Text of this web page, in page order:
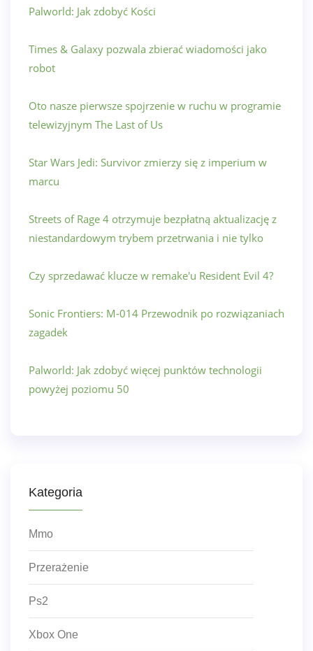
Palworld: Jak zdobyć Kości
Times & Galaxy pozwala zbierać wiadomości jako
robot
Oto nasze pierwsze spojrzenie w ruchu w programie
telewizyjnym The Last of Us
Star Wars Jedi: Survivor zmierzy się z imperium w
marcu
Streets of Rage 4 otrzymuje bezpłatną aktualizację z
niestandardowym trybem przetrwania i nie tylko
Czy sprzedawać klucze w remake'u Resident Evil 4?
Sonic Frontiers: M-014 Przewodnik po rozwiązaniach
zagadek
Palworld: Jak zdobyć więcej punktów technologii
powyżej poziomu 50
Kategoria
Mmo
Przerażenie
Ps2
Xbox One